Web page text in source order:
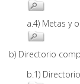
a.4) Metas y
b) Directorio
b.1)